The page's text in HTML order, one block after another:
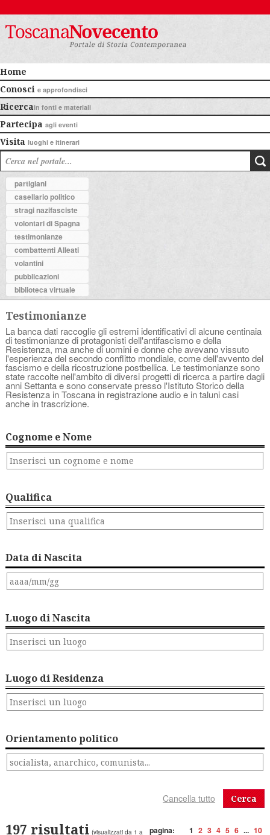
Home
Conosci e approfondisci
Ricercain fonti e materiali
Partecipa agli eventi
Visita luoghi e itinerari
partigiani
casellario politico
stragi nazifasciste
volontari di Spagna
testimonianze
combattenti Alleati
volantini
pubblicazioni
biblioteca virtuale
Testimonianze
La banca dati raccoglie gli estremi identificativi di alcune centinaia
di testimonianze di protagonisti dell'antifascismo e della
Resistenza, ma anche di uomini e donne che avevano vissuto
l'esperienza del secondo conflitto mondiale, come dell'avvento del
fascismo e della ricostruzione postbellica. Le testimonianze sono
state raccolte nell'ambito di diversi progetti di ricerca a partire dagli
anni Settanta e sono conservate presso l'Istituto Storico della
Resistenza in Toscana in registrazione audio e in taluni casi
anche in trascrizione.
Cognome e Nome
Qualifica
Data di Nascita
Luogo di Nascita
Luogo di Residenza
Orientamento politico
Cerca
pagina: 1 2 3 4 5 6 ... 10
197 risultati (visualizzati da 1 a